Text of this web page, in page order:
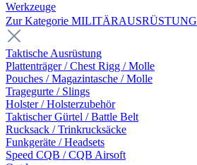
Werkzeuge
Zur Kategorie MILITÄRAUSRÜSTUNG
Taktische Ausrüstung
Plattenträger / Chest Rigg / Molle
Pouches / Magazintasche / Molle
Tragegurte / Slings
Holster / Holsterzubehör
Taktischer Gürtel / Battle Belt
Rucksack / Trinkrucksäcke
Funkgeräte / Headsets
Speed CQB / CQB Airsoft